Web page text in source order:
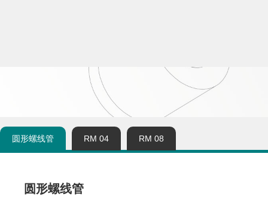
圆形螺线管 RM 04 RM 08
圆形螺线管